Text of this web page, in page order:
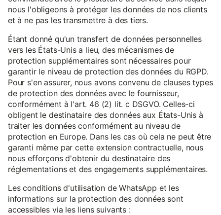
nous l'obligeons à protéger les données de nos clients
et à ne pas les transmettre à des tiers.
Étant donné qu'un transfert de données personnelles
vers les États-Unis a lieu, des mécanismes de
protection supplémentaires sont nécessaires pour
garantir le niveau de protection des données du RGPD.
Pour s'en assurer, nous avons convenu de clauses types
de protection des données avec le fournisseur,
conformément à l'art. 46 (2) lit. c DSGVO. Celles-ci
obligent le destinataire des données aux États-Unis à
traiter les données conformément au niveau de
protection en Europe. Dans les cas où cela ne peut être
garanti même par cette extension contractuelle, nous
nous efforçons d'obtenir du destinataire des
réglementations et des engagements supplémentaires.
Les conditions d'utilisation de WhatsApp et les
informations sur la protection des données sont
accessibles via les liens suivants :